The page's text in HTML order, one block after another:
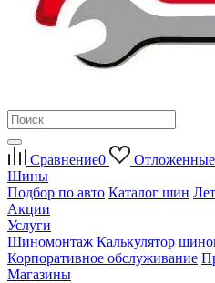
Сравнение0 Отложенные
Шины
Подбор по авто Каталог шин
Акции
Услуги
Шиномонтаж Калькулятор
Корпоративное обслуживание
Магазины